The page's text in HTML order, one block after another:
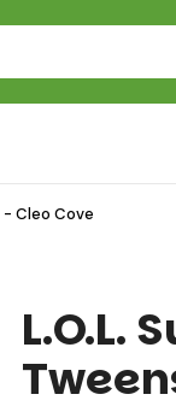
- Cleo Cove
L.O.L.